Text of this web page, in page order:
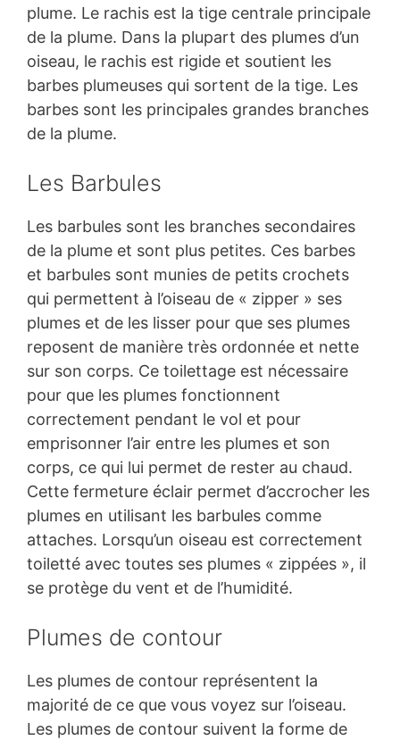
plume. Le rachis est la tige centrale principale
de la plume. Dans la plupart des plumes d’un
oiseau, le rachis est rigide et soutient les
barbes plumeuses qui sortent de la tige. Les
barbes sont les principales grandes branches
de la plume.
Les Barbules
Les barbules sont les branches secondaires
de la plume et sont plus petites. Ces barbes
et barbules sont munies de petits crochets
qui permettent à l’oiseau de « zipper » ses
plumes et de les lisser pour que ses plumes
reposent de manière très ordonnée et nette
sur son corps. Ce toilettage est nécessaire
pour que les plumes fonctionnent
correctement pendant le vol et pour
emprisonner l’air entre les plumes et son
corps, ce qui lui permet de rester au chaud.
Cette fermeture éclair permet d’accrocher les
plumes en utilisant les barbules comme
attaches. Lorsqu’un oiseau est correctement
toiletté avec toutes ses plumes « zippées », il
se protège du vent et de l’humidité.
Plumes de contour
Les plumes de contour représentent la
majorité de ce que vous voyez sur l’oiseau.
Les plumes de contour suivent la forme de